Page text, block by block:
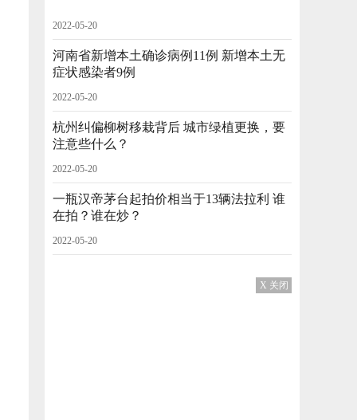
2022-05-20
河南省新增本土确诊病例11例 新增本土无
症状感染者9例
2022-05-20
杭州纠偏柳树移栽背后 城市绿植更换，要
注意些什么？
2022-05-20
一瓶汉帝茅台起拍价相当于13辆法拉利 谁
在拍？谁在炒？
2022-05-20
X 关闭